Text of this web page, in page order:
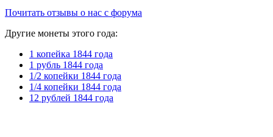
Почитать отзывы о нас с форума
Другие монеты этого года:
1 копейка 1844 года
1 рубль 1844 года
1/2 копейки 1844 года
1/4 копейки 1844 года
12 рублей 1844 года